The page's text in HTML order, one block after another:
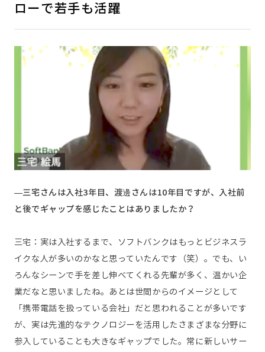
ローで若手も活躍
—三宅さんは入社3年目、渡邊さんは10年目ですが、入社前
と後でギャップを感じたことはありましたか？
三宅：実は入社するまで、ソフトバンクはもっとビジネスラ
イクな人が多いのかなと思っていたんです（笑）。でも、い
ろんなシーンで手を差し伸べてくれる先輩が多く、温かい企
業だなと思いましたね。あとは世間からのイメージとして
「携帯電話を扱っている会社」だと思われることが多いです
が、実は先進的なテクノロジーを活用したさまざまな分野に
参入していることも大きなギャップでした。常に新しいサー